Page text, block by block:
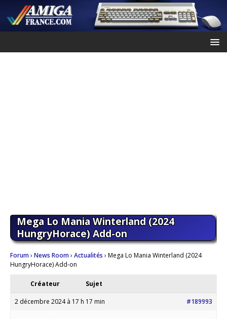
Mega Lo Mania Winterland (2024
HungryHorace) Add-on
Forum› News Room› Actualités › Mega Lo Mania Winterland (2024
HungryHorace) Add-on
Créateur Sujet
2 décembre 2024 à 17 h 17 min #189993